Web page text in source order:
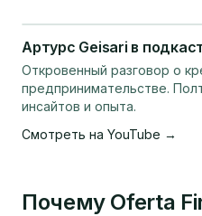
Артурс Geisari в
Откровенный разговор о
предпринимательстве.
инсайтов и опыта.
Смотреть на YouTube →
Почему Oferta